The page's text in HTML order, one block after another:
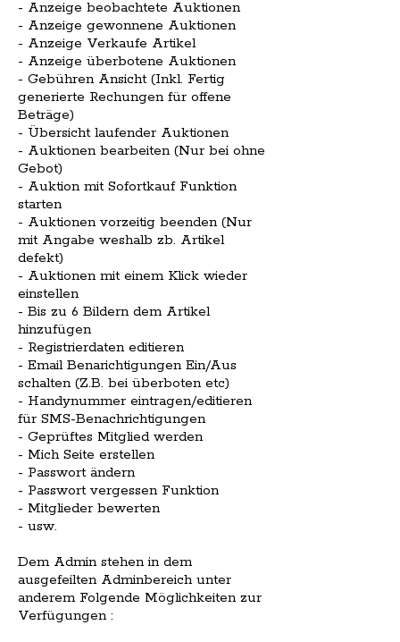
- Anzeige beobachtete Auktionen
- Anzeige gewonnene Auktionen
- Anzeige Verkaufe Artikel
- Anzeige überbotene Auktionen
- Gebühren Ansicht (Inkl. Fertig
generierte Rechungen für offene
Beträge)
- Übersicht laufender Auktionen
- Auktionen bearbeiten (Nur bei ohne
Gebot)
- Auktion mit Sofortkauf Funktion
starten
- Auktionen vorzeitig beenden (Nur
mit Angabe weshalb zb. Artikel
defekt)
- Auktionen mit einem Klick wieder
einstellen
- Bis zu 6 Bildern dem Artikel
hinzufügen
- Registrierdaten editieren
- Email Benarichtigungen Ein/Aus
schalten (Z.B. bei überboten etc)
- Handynummer eintragen/editieren
für SMS-Benachrichtigungen
- Geprüftes Mitglied werden
- Mich Seite erstellen
- Passwort ändern
- Passwort vergessen Funktion
- Mitglieder bewerten
- usw.
Dem Admin stehen in dem
ausgefeilten Adminbereich unter
anderem Folgende Möglichkeiten zur
Verfügungen :